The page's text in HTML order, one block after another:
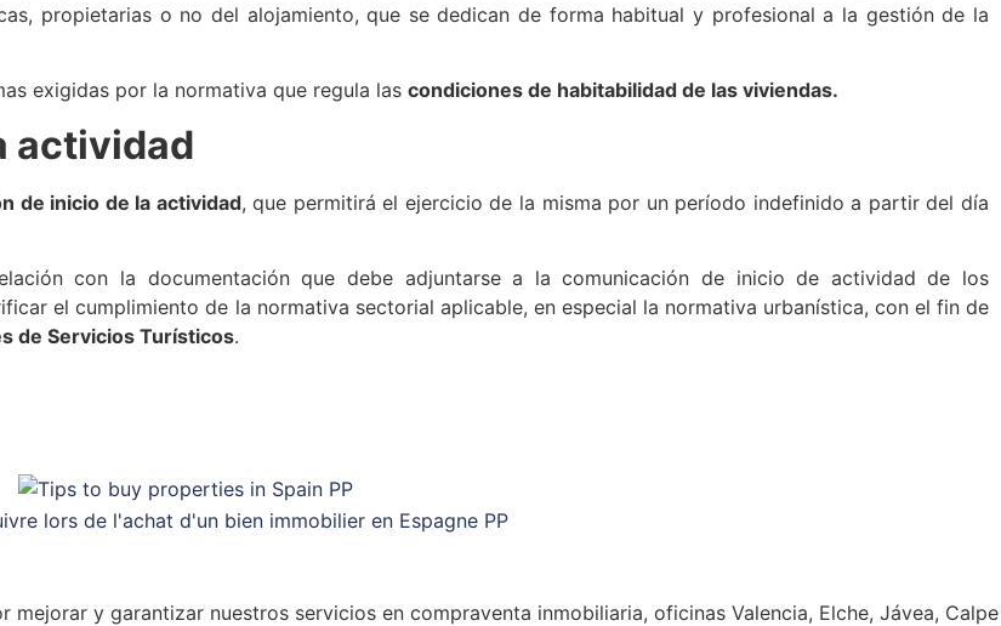
propietarias o no del alojamiento, que se dedican de forma habitual y profesional a la gestión de la
exigidas por la normativa que regula las condiciones de habitabilidad de las viviendas.
actividad
de inicio de la actividad, que permitirá el ejercicio de la misma por un período indefinido a partir del día
con la documentación que debe adjuntarse a la comunicación de inicio de actividad de los
el cumplimiento de la normativa sectorial aplicable, en especial la normativa urbanística, con el fin de
de Servicios Turísticos.
y garantizar nuestros servicios en compraventa inmobiliaria, oficinas Valencia, Elche, Jávea, Calpe